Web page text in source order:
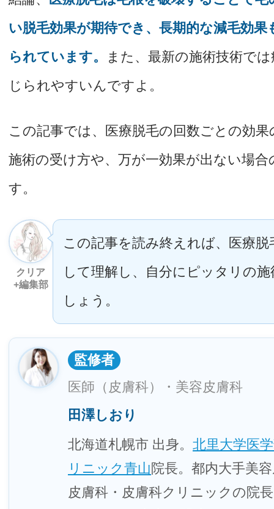
い脱毛効果が期待でき、長期的な減毛効
られています。
また、最新の施術技術で
じられやすいんですよ。
この記事では、医療脱毛の回数ごとの効
施術の受け方や、万が一効果が出ない場
す。
クリア
+編集部
この記事を読み終えれば、医療
して理解し、自分にピッタリの
しょう。
監修者
医師（皮膚科）・美容皮膚科
田澤しおり
北海道札幌市 出身。 北里大学医
リニック青山院長。都内大手美
皮膚科・皮膚科クリニックの院